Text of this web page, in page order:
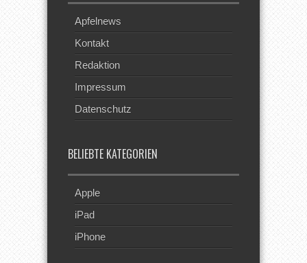
Apfelnews
Kontakt
Redaktion
Impressum
Datenschutz
BELIEBTE KATEGORIEN
Apple
iPad
iPhone